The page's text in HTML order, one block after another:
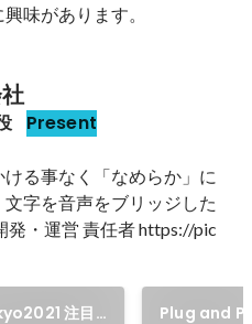
味があります。
Present
る事なく「なめらか」に
字を音声をブリッジした
発・運営 責任者 https://pic
注目
Plug and